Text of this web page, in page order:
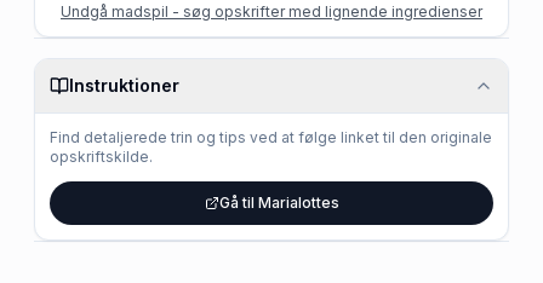
Undgå madspil - søg opskrifter med lignende ingredienser
Instruktioner
Find detaljerede trin og tips ved at følge linket til den originale
opskriftskilde.
Gå til Marialottes